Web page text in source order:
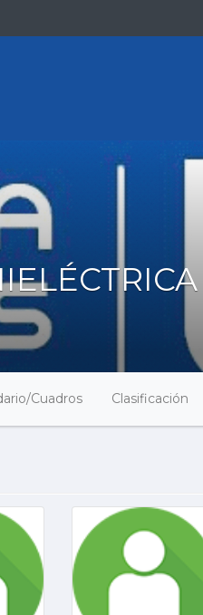
Cuadros Clasificación